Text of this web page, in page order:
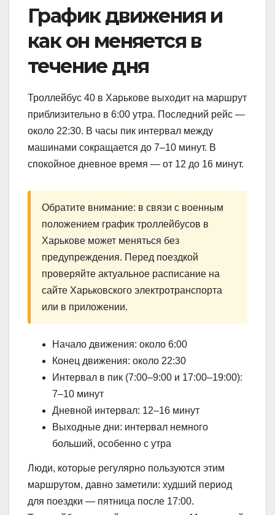
График движения и
как он меняется в
течение дня
Троллейбус 40 в Харькове выходит на маршрут
приблизительно в 6:00 утра. Последний рейс —
около 22:30. В часы пик интервал между
машинами сокращается до 7–10 минут. В
спокойное дневное время — от 12 до 16 минут.
Обратите внимание: в связи с военным
положением график троллейбусов в
Харькове может меняться без
предупреждения. Перед поездкой
проверяйте актуальное расписание на
сайте Харьковского электротранспорта
или в приложении.
Начало движения: около 6:00
Конец движения: около 22:30
Интервал в пик (7:00–9:00 и 17:00–19:00):
7–10 минут
Дневной интервал: 12–16 минут
Выходные дни: интервал немного
больший, особенно с утра
Люди, которые регулярно пользуются этим
маршрутом, давно заметили: худший период
для поездки — пятница после 17:00.